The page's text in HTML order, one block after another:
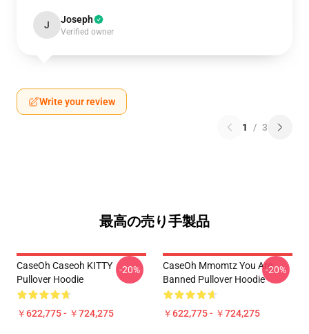
J Joseph
Verified owner
Write your review
1 / 3
最高の売り手製品
CaseOh Caseoh KITTY
Pullover Hoodie
￥622,775 - ￥724,275
-20%
CaseOh Mmomtz You Are
Banned Pullover Hoodie
￥622,775 - ￥724,275
-20%